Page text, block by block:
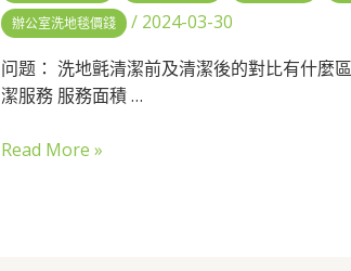
辦公室洗地毯價錢 / 2024-03-30
问题： 洗地氈清潔前及清潔後的對比有什麼
潔服務 服務面積 …
Read More »